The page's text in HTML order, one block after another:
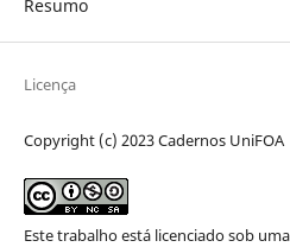
Resumo
Licença
Copyright (c) 2023 Cadernos UniFOA
Este trabalho está licenciado sob